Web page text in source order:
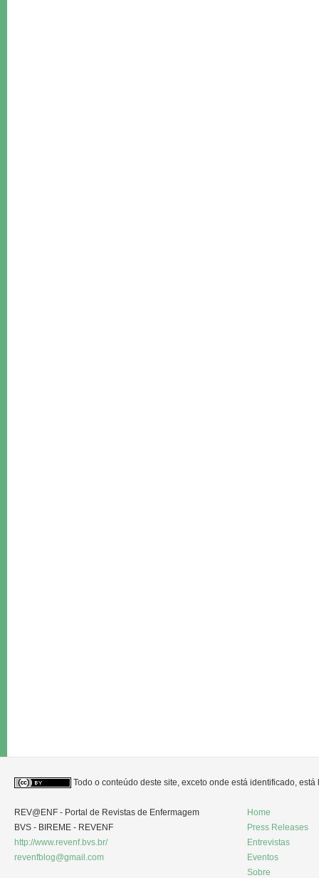
Todo o conteúdo deste site, exceto onde está identificado,
REV@ENF - Portal de Revistas de Enfermagem
BVS - BIREME - REVENF
http://www.revenf.bvs.br/
revenfblog@gmail.com
Home
Press Releases
Entrevistas
Eventos
Sobre